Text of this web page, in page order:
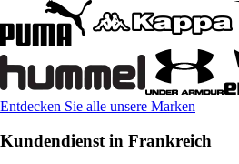
Entdecken Sie alle unsere Marken
Kundendienst in Frankreich